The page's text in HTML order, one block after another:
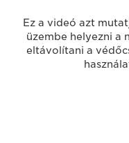
Ez a videó azt
üzembe helyezni a
eltávolítani a